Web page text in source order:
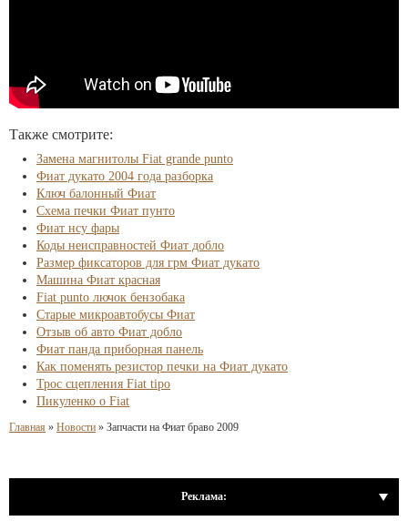
Также смотрите:
Замена магнитолы Fiat grande punto
Фиат дукато 2004 года разборка
Ключ балонный Фиат
Схема печки Фиат пунто
Фиат нсу фары
Коды неисправностей Фиат добло
Размер фиксаторов для грм Фиат дукато
Машина Фиат красная
Fiat punto лючок бензобака
Старые микроавтобусы Фиат
Отзыв об авто Фиат добло
Фиат панда приборная панель
Как поменять резистор печки на Фиат дукато
Трос сцепления Fiat tipo
Пикуленко о Fiat
Главная » Новости » Запчасти на Фиат браво 2009
Реклама: